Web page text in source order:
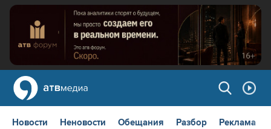
Новости Неновости Обещания Разбор Реклама